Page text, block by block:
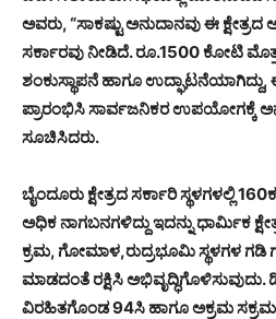
ಅವರು, “ಸಾಕಷ್ಟು ಅನುದಾನವು ಈ ಕ್ಷೇತ್ರದ
ಸರ್ಕಾರವು ನೀಡಿದೆ. ರೂ.1500 ಕೋಟಿ
ಶಂಕುಸ್ಥಾಪನೆ ಹಾಗೂ ಉದ್ಘಾಟನೆಯಾಗಿದ್ದು,
ಪ್ರಾರಂಭಿಸಿ ಸಾರ್ವಜನಿಕರ ಉಪಯೋಗಕ್ಕೆ
ಸೂಚಿಸಿದರು.
ಬೈಂದೂರು ಕ್ಷೇತ್ರದ ಸರ್ಕಾರಿ ಸ್ಥಳಗಳಲ್ಲಿ
ಅಧಿಕ ನಾಗಬನಗಳಿದ್ದು ಇದನ್ನು ಧಾರ್ಮಿಕ
ಕ್ರಮ, ಗೋಮಾಳ,ರುದ್ರಭೂಮಿ ಸ್ಥಳಗಳ ಗಡಿ
ಮಾಡದಂತೆ ರಕ್ಷಿಸಿ
ವಿರಹಿತಗೊಂಡ 94ಸಿ ಹಾಗೂ ಅಕ್ರಮ